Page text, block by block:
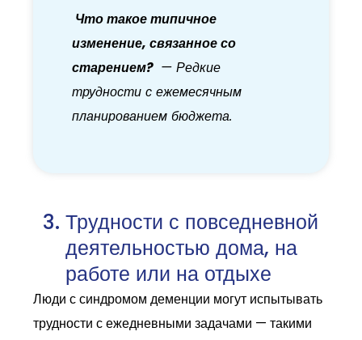
Что такое типичное
изменение, связанное со
старением? — Редкие
трудности с ежемесячным
планированием бюджета.
Трудности с повседневной
деятельностью дома, на
работе или на отдыхе
Люди с синдромом деменции могут испытывать
трудности с ежедневными задачами — такими